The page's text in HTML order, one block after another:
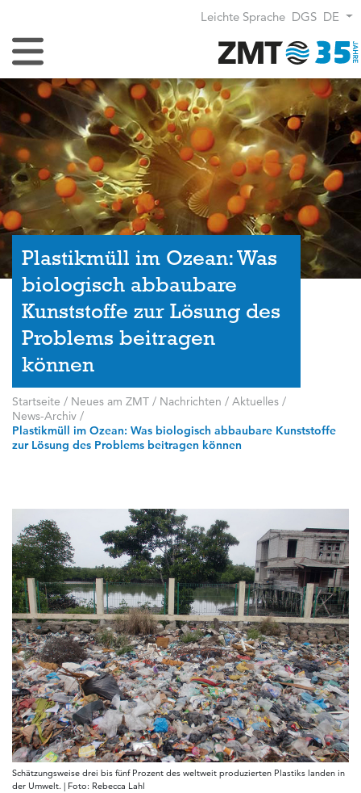
Leichte Sprache DGS DE
Navigation umschalten
Plastikmüll im Ozean: Was
biologisch abbaubare
Kunststoffe zur Lösung des
Problems beitragen
können
Startseite / Neues am ZMT / Nachrichten / Aktuelles /
News-Archiv /
Plastikmüll im Ozean: Was biologisch abbaubare Kunststoffe
zur Lösung des Problems beitragen können
Schätzungsweise drei bis fünf Prozent des weltweit produzierten Plastiks landen in
der Umwelt. | Foto: Rebecca Lahl